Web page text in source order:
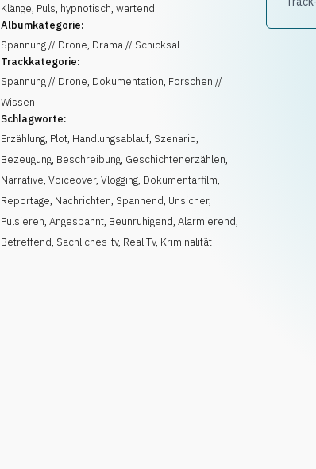
Klänge, Puls, hypnotisch, wartend
Albumkategorie:
Spannung // Drone, Drama // Schicksal
Trackkategorie:
Spannung // Drone, Dokumentation, Forschen //
Wissen
Schlagworte:
Erzählung, Plot, Handlungsablauf, Szenario,
Bezeugung, Beschreibung, Geschichtenerzählen,
Narrative,Voiceover,Vlogging, Dokumentarfilm,
Reportage, Nachrichten, Spannend, Unsicher,
Pulsieren,Angespannt, Beunruhigend,Alarmierend,
Betreffend, Sachliches-tv, Real Tv, Kriminalität